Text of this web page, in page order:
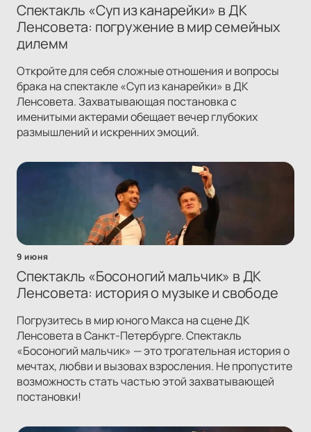
Спектакль «Суп из канарейки» в ДК
Ленсовета: погружение в мир семейных
дилемм
Откройте для себя сложные отношения и вопросы
брака на спектакле «Суп из канарейки» в ДК
Ленсовета. Захватывающая постановка с
именитыми актерами обещает вечер глубоких
размышлений и искренних эмоций.
9 июня
Спектакль «Босоногий мальчик» в ДК
Ленсовета: история о музыке и свободе
Погрузитесь в мир юного Макса на сцене ДК
Ленсовета в Санкт-Петербурге. Спектакль
«Босоногий мальчик» — это трогательная история о
мечтах, любви и вызовах взросления. Не пропустите
возможность стать частью этой захватывающей
постановки!